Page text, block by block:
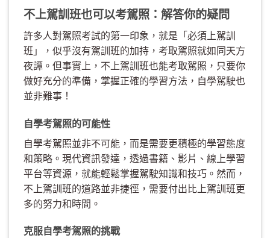
不上駕訓班也可以考駕照：解答你的疑問
許多人對駕照考試的第一印象，就是「必須上駕訓
班」，似乎沒有駕訓班的加持，考取駕照就如同天方
夜譚。但事實上，不上駕訓班也能考取駕照，只要你
做好充分的準備，掌握正確的學習方法，自學駕駛也
並非難事！
自學考駕照的可能性
自學考駕照並非不可能，而是需要更積極的學習態度
和策略。現代資訊發達，透過書籍、影片、線上學習
平台等資源，就能輕鬆掌握駕駛知識和技巧。然而，
不上駕訓班的道路並非捷徑，需要付出比上駕訓班更
多的努力和時間。
克服自學考駕照的挑戰